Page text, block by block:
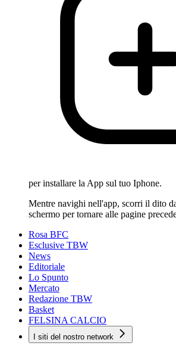
per installare la App sul tuo Iphone.
Mentre navighi nell'app, scorri il dito
schermo per tornare alle pagine
Rosa BFC
Esclusive TBW
News
Editoriale
Lo Spunto
Mercato
Redazione TBW
Basket
FELSINA CALCIO
I siti del nostro network